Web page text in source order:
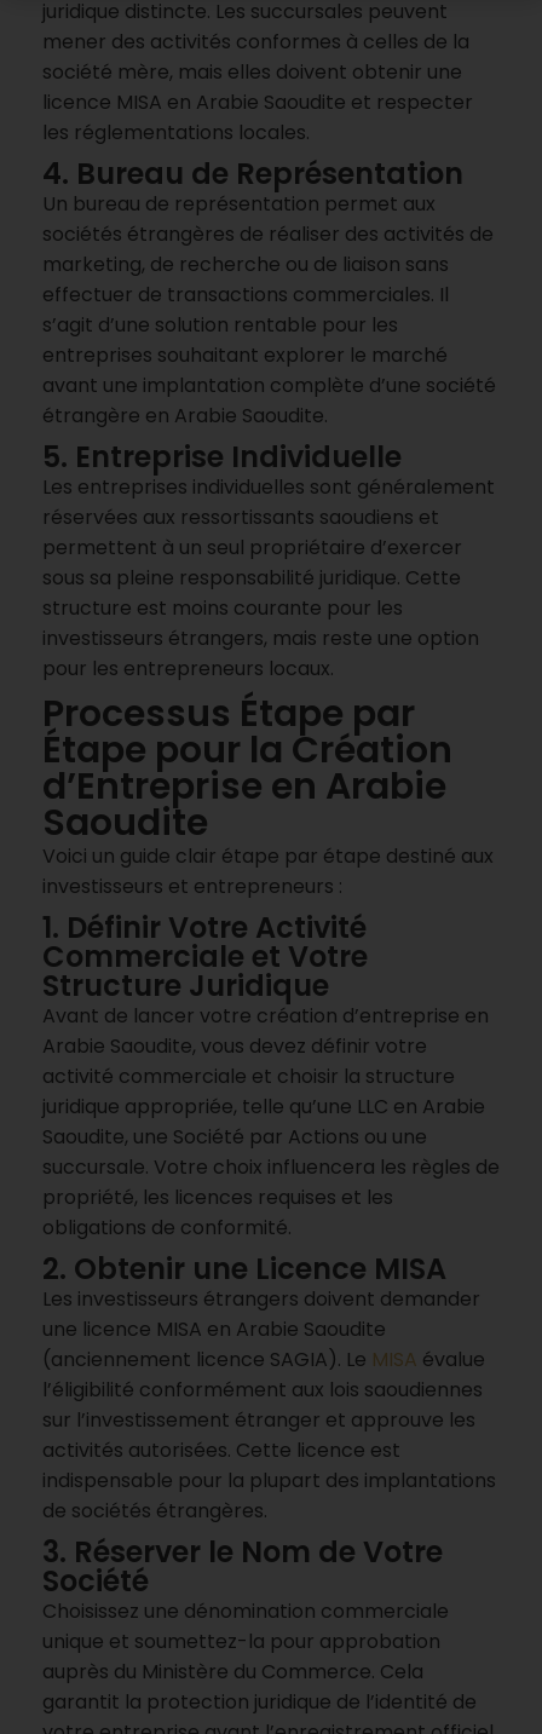
juridique distincte. Les succursales peuvent
mener des activités conformes à celles de la
société mère, mais elles doivent obtenir une
licence MISA en Arabie Saoudite et respecter
les réglementations locales.
4. Bureau de Représentation
Un bureau de représentation permet aux
sociétés étrangères de réaliser des activités de
marketing, de recherche ou de liaison sans
effectuer de transactions commerciales. Il
s’agit d’une solution rentable pour les
entreprises souhaitant explorer le marché
avant une implantation complète d’une société
étrangère en Arabie Saoudite.
5. Entreprise Individuelle
Les entreprises individuelles sont généralement
réservées aux ressortissants saoudiens et
permettent à un seul propriétaire d’exercer
sous sa pleine responsabilité juridique. Cette
structure est moins courante pour les
investisseurs étrangers, mais reste une option
pour les entrepreneurs locaux.
Processus Étape par
Étape pour la Création
d’Entreprise en Arabie
Saoudite
Voici un guide clair étape par étape destiné aux
investisseurs et entrepreneurs :
1. Définir Votre Activité
Commerciale et Votre
Structure Juridique
Avant de lancer votre création d’entreprise en
Arabie Saoudite, vous devez définir votre
activité commerciale et choisir la structure
juridique appropriée, telle qu’une LLC en Arabie
Saoudite, une Société par Actions ou une
succursale. Votre choix influencera les règles de
propriété, les licences requises et les
obligations de conformité.
2. Obtenir une Licence MISA
Les investisseurs étrangers doivent demander
une licence MISA en Arabie Saoudite
(anciennement licence SAGIA). Le MISA évalue
l’éligibilité conformément aux lois saoudiennes
sur l’investissement étranger et approuve les
activités autorisées. Cette licence est
indispensable pour la plupart des implantations
de sociétés étrangères.
3. Réserver le Nom de Votre
Société
Choisissez une dénomination commerciale
unique et soumettez-la pour approbation
auprès du Ministère du Commerce. Cela
garantit la protection juridique de l’identité de